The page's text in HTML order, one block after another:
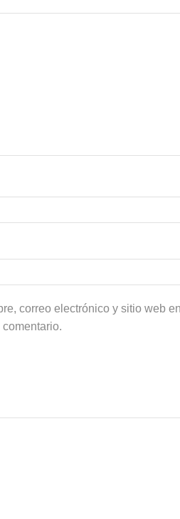
correo electrónico y sitio web